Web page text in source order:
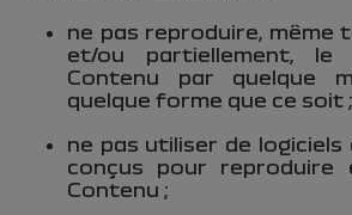
ne pas reproduire, même
et/ou partiellement,
Contenu par quelque
quelque forme que ce soit ;
ne pas utiliser de logiciels
conçus pour reproduire
Contenu ;